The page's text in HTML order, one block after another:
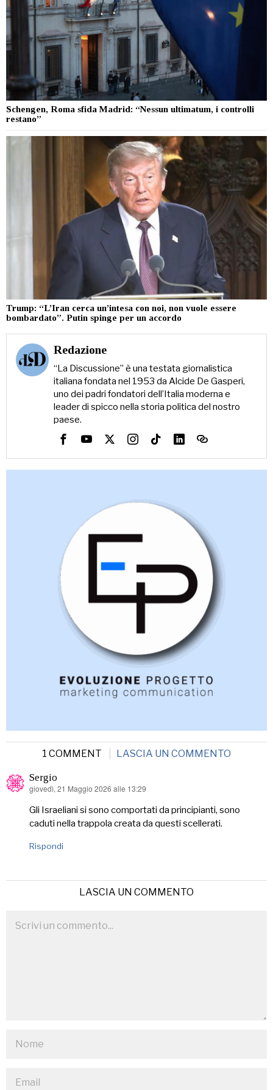
Schengen, Roma sfida Madrid: “Nessun ultimatum, i controlli
restano”
Trump: “L’Iran cerca un’intesa con noi, non vuole essere
bombardato”. Putin spinge per un accordo
Redazione
“La Discussione” è una testata giornalistica
italiana fondata nel 1953 da Alcide De Gasperi,
uno dei padri fondatori dell’Italia moderna e
leader di spicco nella storia politica del nostro
paese.
1 COMMENT LASCIA UN COMMENTO
Sergio
ha
giovedì, 21 Maggio 2026 alle 13:29
Gli Israeliani si sono comportati da principianti, sono
caduti nella trappola creata da questi scellerati.
Rispondi
LASCIA UN COMMENTO